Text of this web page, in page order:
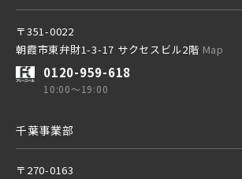
その他鉄道
東京メトロ有楽町線
〒351-0022
朝霞市東弁財1-3-17 サクセスビル2階 Map
0120-959-618
10:00～19:00
千葉事業部
〒270-0163